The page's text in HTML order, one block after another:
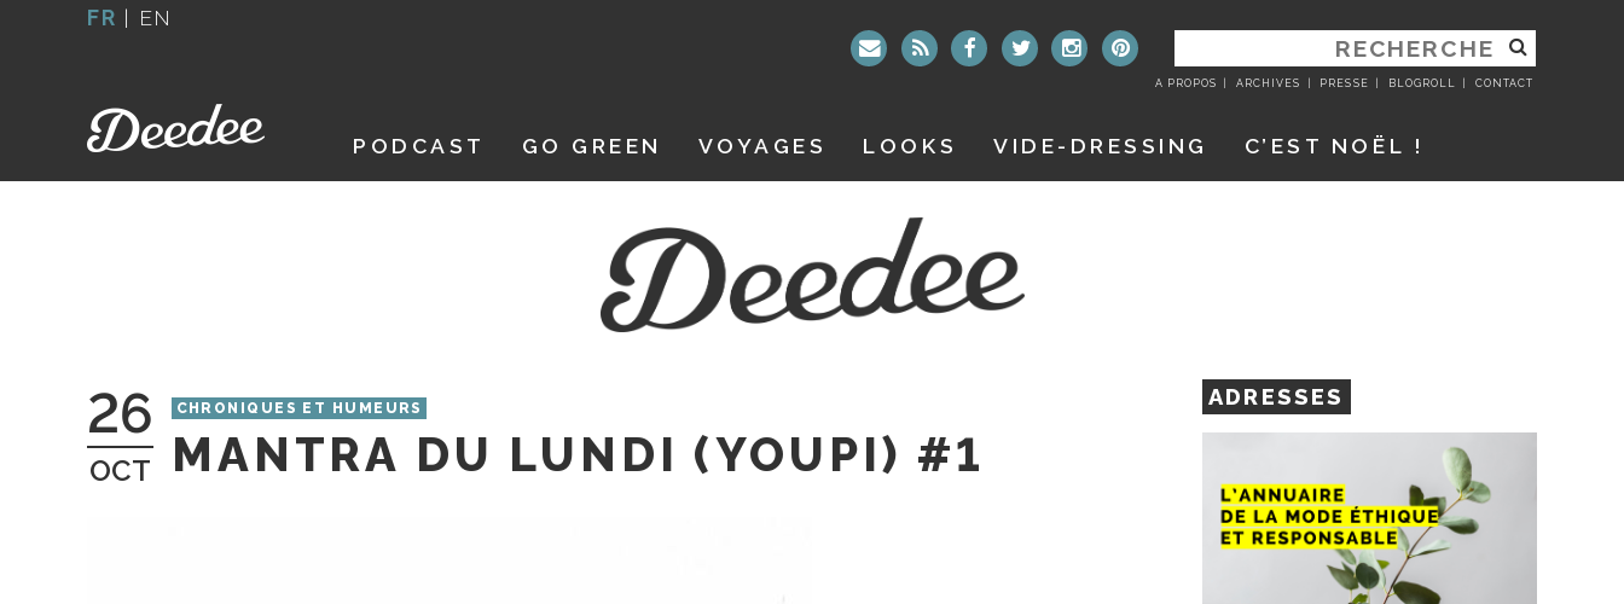
FR | EN
RECHERCHER
:
A PROPOS ARCHIVES PRESSE BLOGROLL CONTACT
PODCAST GO GREEN VOYAGES LOOKS VIDE-DRESSING C’EST NOËL !
26
OCT
CHRONIQUES ET HUMEURS
MANTRA DU LUNDI (YOUPI) #1
ADRESSES